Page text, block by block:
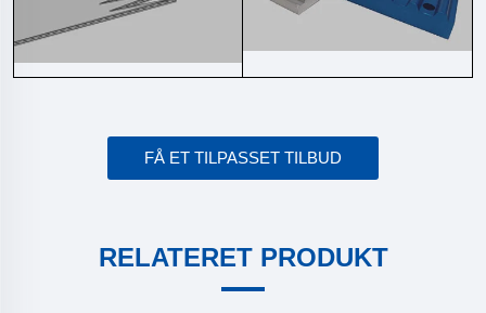
FÅ ET TILPASSET TILBUD
RELATERET PRODUKT